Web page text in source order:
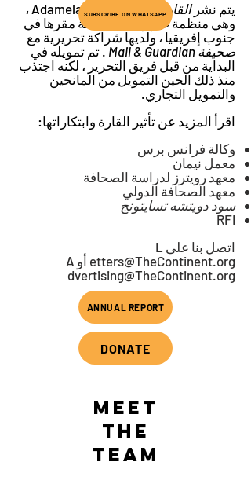
يتم نشرالقارة
من قبل Adamela Trust ،
وهي منظمة غير ربحية مسجلة مقرها في
جنوب إفريقيا ، ولديها شراكة تحريرية مع
صحيفة Mail & Guardian
. تم تمويله في
البداية من قبل فريق التحرير ، لكنه اجتذب
منذ ذلك الحين التمويل من المانحين
والتمويل التجاري.
اقرأ المزيد عن تأثير القارة وابتكاراتها:
وكالة فرانس برس
معمل نيمان
معهد رويترز لدراسة الصحافة
معهد الصحافة الدولي
سود دويتشه تسايتونج
RFI
اتصل بنا على L
etters@TheContinent.org أو A
dvertising@TheContinent.org
SUBSCRIBE ON WHATSAPP
ANNUAL REPORT
DONATE
MEET
THE
TEAM